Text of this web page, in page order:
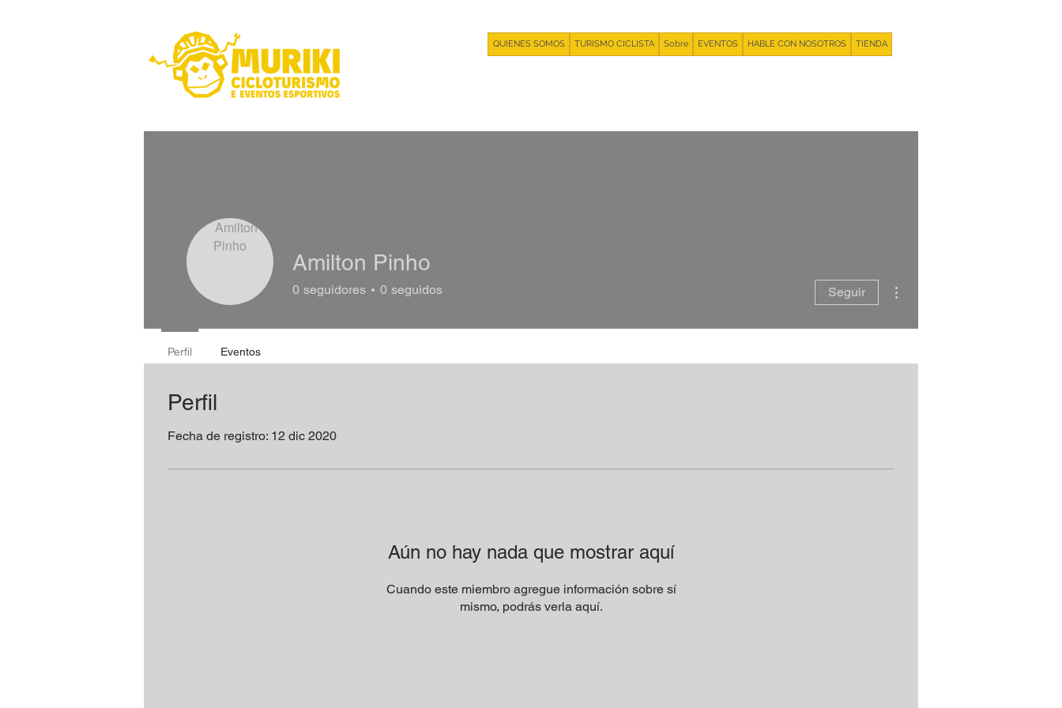
QUIENES SOMOS TURISMO CICLISTA Sobre EVENTOS HABLE CON NOSOTROS TIENDA
Perfil
Fecha de registro: 12 dic 2020
Aún no hay nada que mostrar aquí
Cuando este miembro agregue información sobre sí
mismo, podrás verla aquí.
Amilton Pinho
0 seguidores 0 seguidos Seguir
Perfil Eventos